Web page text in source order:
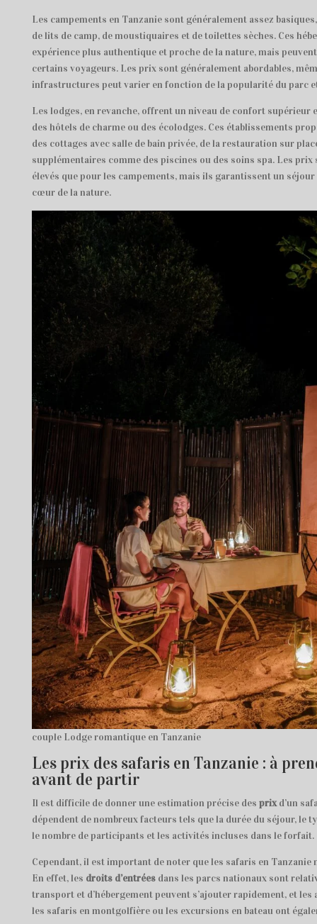
Les campements en Tanzanie sont généralement assez
de lits de camp, de moustiquaires et de toilettes sèches. Ces
expérience plus authentique et proche de la nature, mais
certains voyageurs. Les prix sont généralement abordables,
infrastructures peut varier en fonction de la popularité du parc
Les lodges, en revanche, offrent un niveau de confort supérieur
des hôtels de charme ou des écolodges. Ces établissements
des cottages avec salle de bain privée, de la restauration sur
supplémentaires comme des piscines ou des soins spa. Les
élevés que pour les campements, mais ils garantissent un
cœur de la nature.
couple Lodge romantique en Tanzanie
Les prix des safaris en Tanzanie : à
avant de partir
Il est difficile de donner une estimation précise des prixd’un
dépendent de nombreux facteurs tels que la durée du séjour, le
le nombre de participants et les activités incluses dans le forfait.
Cependant, il est important de noter que les safaris en Tanzanie
En effet, les droits d’entréesdans les parcs nationaux sont
transport et d’hébergement peuvent s’ajouter rapidement, et les
les safaris en montgolfière ou les excursions en bateau ont